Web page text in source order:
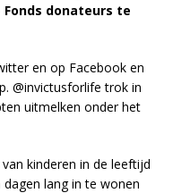
donateurs te
en op Facebook en
@invictusforlife trok in
uitmelken onder het
kinderen in de leeftijd
lang in te wonen